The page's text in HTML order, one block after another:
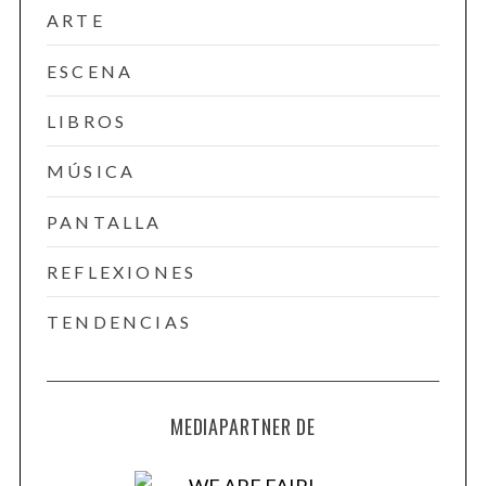
ARTE
ESCENA
LIBROS
MÚSICA
PANTALLA
REFLEXIONES
TENDENCIAS
MEDIAPARTNER DE